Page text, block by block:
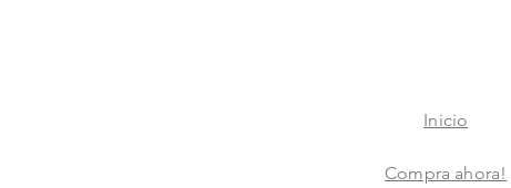
Inicio
Compra ahora!